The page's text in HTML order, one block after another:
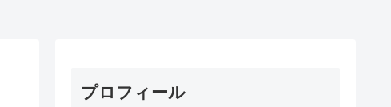
プロフィール